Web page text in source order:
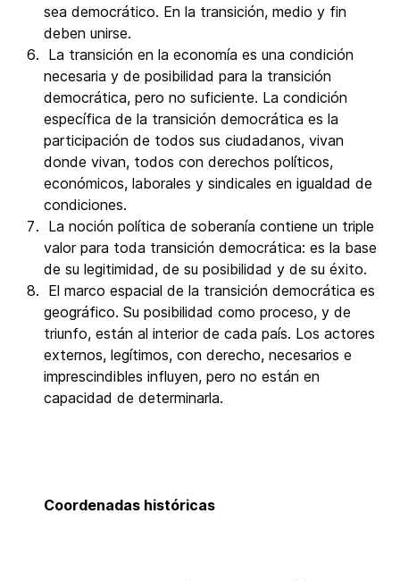
sea democrático. En la transición, medio y fin
deben unirse.
La transición en la economía es una condición
necesaria y de posibilidad para la transición
democrática, pero no suficiente. La condición
específica de la transición democrática es la
participación de todos sus ciudadanos, vivan
donde vivan, todos con derechos políticos,
económicos, laborales y sindicales en igualdad de
condiciones.
La noción política de soberanía contiene un triple
valor para toda transición democrática: es la base
de su legitimidad, de su posibilidad y de su éxito.
El marco espacial de la transición democrática es
geográfico. Su posibilidad como proceso, y de
triunfo, están al interior de cada país. Los actores
externos, legítimos, con derecho, necesarios e
imprescindibles influyen, pero no están en
capacidad de determinarla.
Coordenadas históricas